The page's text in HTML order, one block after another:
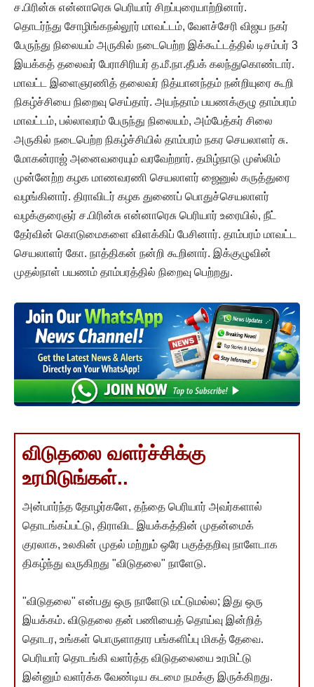
ச.பிரின்சு என்னாரெசு பெரியார் சிறப்புரையாற்றினார்.
தொடர்ந்து சோழிங்கநல்லூர் மாவட்டம், வேளச்சேரி விஜய நகர்
பேருந்து நிலையம் அருகில் நடைபெற்ற இக்கூட்டத்தில் டிசம்பர் 3
இயக்கத் தலைவர் பேராசிரியர் த.மீ.நா.தீபக் கலந்துகொண்டார்.
மாவட்ட இளைஞரணித் தலைவர் நித்யானந்தம் நன்றியுரை கூறி
நிகழ்ச்சியை நிறைவு செய்தார். அயந்தாம் பயணக்குழு தாம்பரம்
மாவட்டம், பல்லாவரம் பேருந்து நிலையம், அம்பேத்கர் சிலை
அருகில் நடைபெற்ற நிகழ்ச்சியில் தாம்பரம் நகர செயலாளர் சு.
மோகன்ராஜ் அனைவரையும் வரவேற்றார். தமிழ்நாடு முஸ்லிம்
முன்னேற்ற கழக மாணவரணி செயலாளர் ஜைனுல் கருத்துரை
வழங்கினார். திராவிடர் கழக துணைப் பொதுச்செயலாளர்
வழக்குரைஞர் ச.பிரின்சு என்னாரெசு பெரியார் உரையில், நீட்
தேர்வின் கொடுமைகளை விளக்கிப் பேசினார். தாம்பரம் மாவட்ட
செயலாளர் கோ. நாத்திகன் நன்றி கூறினார். இக்குழுவின்
முதல்நாள் பயணம் தாம்பரத்தில் நிறைவு பெற்றது.
விடுதலை வளர்ச்சிக்கு
உரமிடுங்கள்..
அன்பார்ந்த தோழர்களே, தந்தை பெரியார் அவர்களால்
தொடங்கப்பட்டு, திராவிட இயக்கத்தின் முதன்மைக்
குரலாக, உலகின் முதல் மற்றும் ஒரே பகுத்தறிவு நாளேடாக
திகழ்ந்து வருகிறது "விடுதலை" நாளேடு.
"விடுதலை" என்பது ஒரு நாளேடு மட்டுமல்ல; இது ஒரு
இயக்கம். விடுதலை தன் பணியைத் தொய்வு இன்றித்
தொடர, உங்கள் பொருளாதார பங்களிப்பு மிகத் தேவை.
பெரியார் தொடங்கி வளர்த்த விடுதலையை உரமிட்டு
இன்னும் வளர்க்க வேண்டிய கடமை நமக்கு இருக்கிறது.